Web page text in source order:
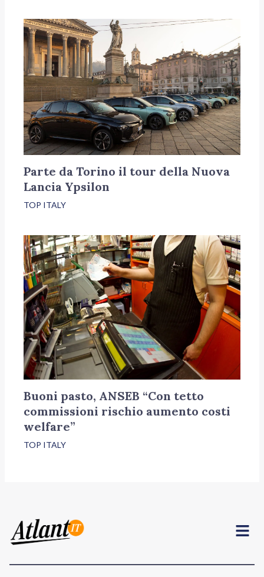
Parte da Torino il tour della Nuova
Lancia Ypsilon
TOP ITALY
Buoni pasto, ANSEB “Con tetto
commissioni rischio aumento costi
welfare”
TOP ITALY
Menu